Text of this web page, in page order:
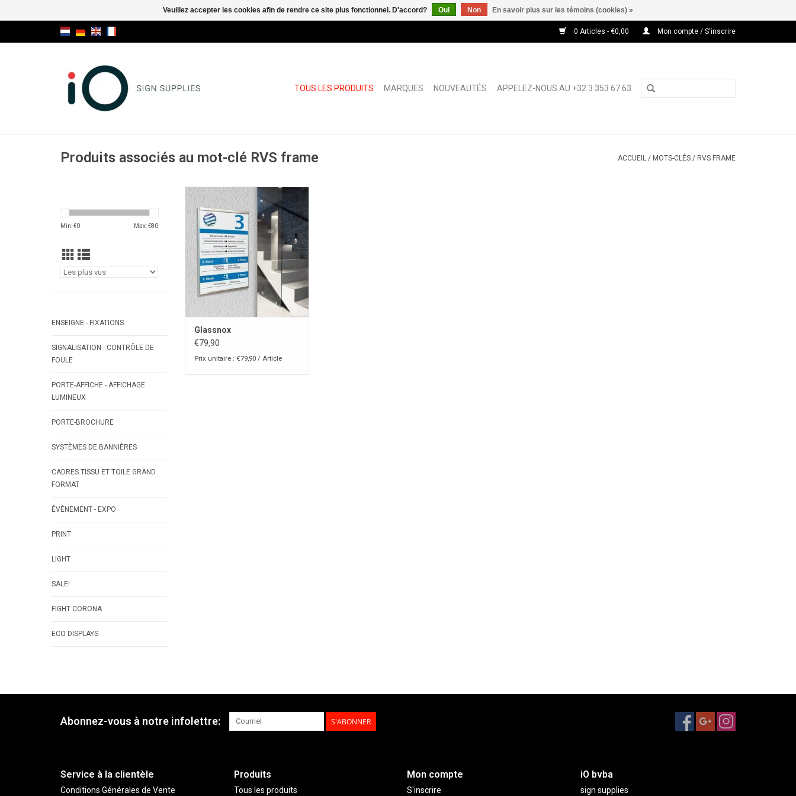
0 Articles - €0,00 Mon compte / S'inscrire
TOUS LES PRODUITS MARQUES NOUVEAUTÉS APPELEZ-NOUS AU +32 3 353 67 63
Produits associés au mot-clé RVS frame ACCUEIL / MOTS-CLÉS / RVS FRAME
Min: €0 Max: €80
ENSEIGNE - FIXATIONS
SIGNALISATION - CONTRÔLE DE
FOULE
PORTE-AFFICHE - AFFICHAGE
LUMINEUX
PORTE-BROCHURE
SYSTÈMES DE BANNIÈRES
CADRES TISSU ET TOILE GRAND
FORMAT
ÉVÈNEMENT - EXPO
PRINT
LIGHT
SALE!
FIGHT CORONA
ECO DISPLAYS
Glassnox
AJOUTER AU PANIER
Glassnox
€79,90
Prix unitaire : €79,90 / Article
Abonnez-vous à notre infolettre: S'ABONNER
Service à la clientèle
Conditions Générales de Vente
Produits
Tous les produits
Mon compte
S'inscrire
iO bvba
sign supplies
Veuillez accepter les cookies afin de rendre ce site plus fonctionnel. D'accord? Oui Non En savoir plus sur les témoins (cookies) »